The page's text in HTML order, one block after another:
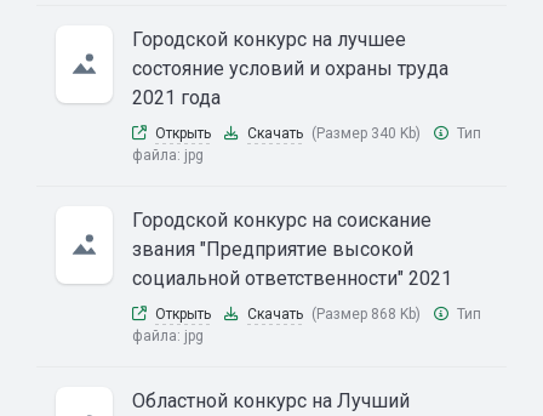
Городской конкурс на лучшее
состояние условий и охраны труда
2021 года
Открыть Скачать (Размер 340 Kb)
Тип
файла: jpg
Городской конкурс на соискание
звания "Предприятие высокой
социальной ответственности" 2021
Открыть Скачать (Размер 868 Kb)
Тип
файла: jpg
Областной конкурс на Лучший